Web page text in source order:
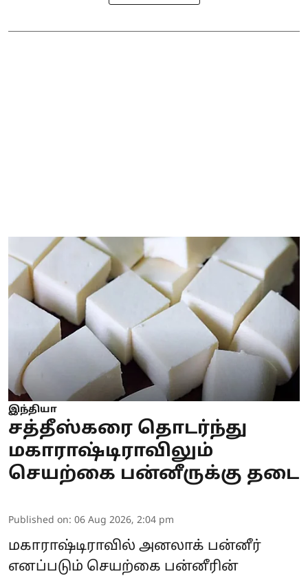
இந்தியா
சத்தீஸ்கரை தொடர்ந்து
மகாராஷ்டிராவிலும்
செயற்கை பன்னீருக்கு தடை
Published on: 06 Aug 2026, 2:04 pm
மகாராஷ்டிராவில் அனலாக் பன்னீர்
எனப்படும் செயற்கை பன்னீரின்